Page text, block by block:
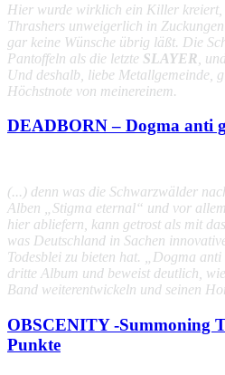
Hier wurde wirklich ein Killer kreiert,
Thrashers unweigerlich in
gar keine Wünsche übrig läßt. Die
Pantoffeln als die letzte SLAYER ,
Und deshalb, liebe Metallgemeinde,
Höchstnote von meinereinem.
DEADBORN – Dogma anti
(...) denn was die Schwarzwälder
Alben „ Stigma eternal“ und vor allem
hier abliefern, kann getrost als mit
was Deutschland in Sachen
Todesblei zu bieten hat. „
Dogma anti
dritte Album und beweist deutlich,
Band weiterentwickeln und seinen
OBSCENITY -Summoning
Punkte